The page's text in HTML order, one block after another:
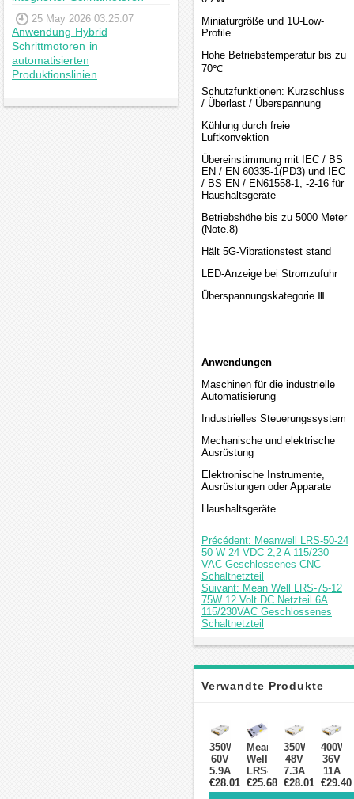
25 May 2026 03:25:07
Anwendung Hybrid
Schrittmotoren in
automatisierten
Produktionslinien
Miniaturgröße und 1U-Low-
Profile
Hohe Betriebstemperatur bis zu
70℃
Schutzfunktionen: Kurzschluss
/ Überlast / Überspannung
Kühlung durch freie
Luftkonvektion
Übereinstimmung mit IEC / BS
EN / EN 60335-1(PD3) und IEC
/ BS EN / EN61558-1, -2-16 für
Haushaltsgeräte
Betriebshöhe bis zu 5000 Meter
(Note.8)
Hält 5G-Vibrationstest stand
LED-Anzeige bei Stromzufuhr
Überspannungskategorie Ⅲ
Anwendungen
Maschinen für die industrielle
Automatisierung
Industrielles Steuerungssystem
Mechanische und elektrische
Ausrüstung
Elektronische Instrumente,
Ausrüstungen oder Apparate
Haushaltsgeräte
Précédent: Meanwell LRS-50-24
50 W 24 VDC 2,2 A 115/230
VAC Geschlossenes CNC-
Schaltnetzteil
Suivant: Mean Well LRS-75-12
75W 12 Volt DC Netzteil 6A
115/230VAC Geschlossenes
Schaltnetzteil
Verwandte Produkte
350W
60V
5.9A
115/230V
CNC-
€28.01
Mean
Well
LRS-
350-
24
€25.68
350W
48V
7.3A
115/230V
CNC-
€28.01
400W
36V
11A
115/
CNC-
€29.40